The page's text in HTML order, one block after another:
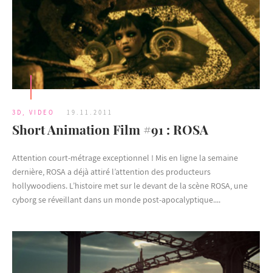
3D , VIDEO 19.11.2011
Short Animation Film #91 : ROSA
Attention court-métrage exceptionnel ! Mis en ligne la semaine
dernière, ROSA a déjà attiré l’attention des producteurs
hollywoodiens. L’histoire met sur le devant de la scène ROSA, une
cyborg se réveillant dans un monde post-apocalyptique....